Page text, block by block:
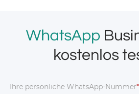
WhatsApp
kostenlos
Ihre persönliche WhatsApp-Nummer*